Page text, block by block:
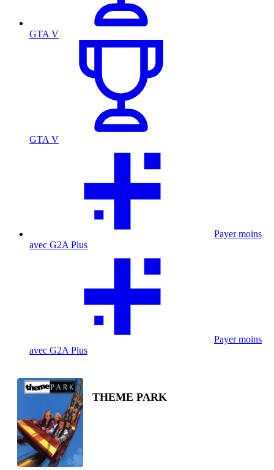
GTA V
GTA V
Payer moins
avec G2A Plus
Payer moins
avec G2A Plus
THEME PARK